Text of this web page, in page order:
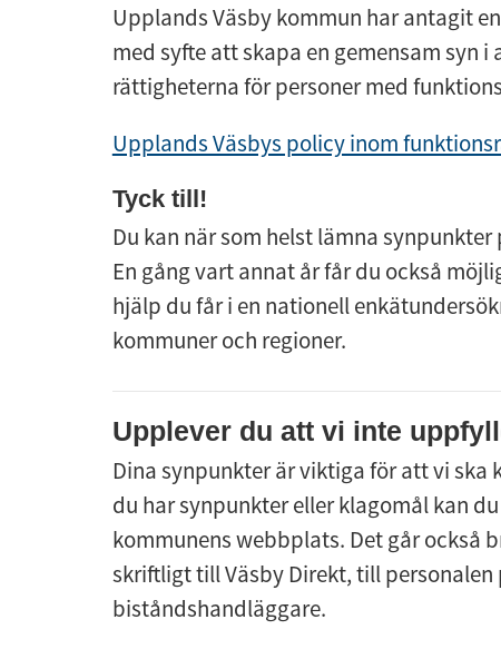
Upplands Väsby kommun har antagit
med syfte att skapa en gemensam syn
rättigheterna för personer med
Upplands Väsbys policy inom
Tyck till!
Du kan när som helst lämna
En gång vart annat år får du också
hjälp du får i en nationell
kommuner och regioner.
Upplever du att vi inte
Dina synpunkter är viktiga för att vi ska
du har synpunkter eller klagomål kan
kommunens webbplats. Det går också
skriftligt till Väsby Direkt, till
biståndshandläggare.